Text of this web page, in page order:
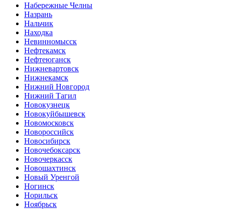
Набережные Челны
Назрань
Нальчик
Находка
Невинномысск
Нефтекамск
Нефтеюганск
Нижневартовск
Нижнекамск
Нижний Новгород
Нижний Тагил
Новокузнецк
Новокуйбышевск
Новомосковск
Новороссийск
Новосибирск
Новочебоксарск
Новочеркасск
Новошахтинск
Новый Уренгой
Ногинск
Норильск
Ноябрьск